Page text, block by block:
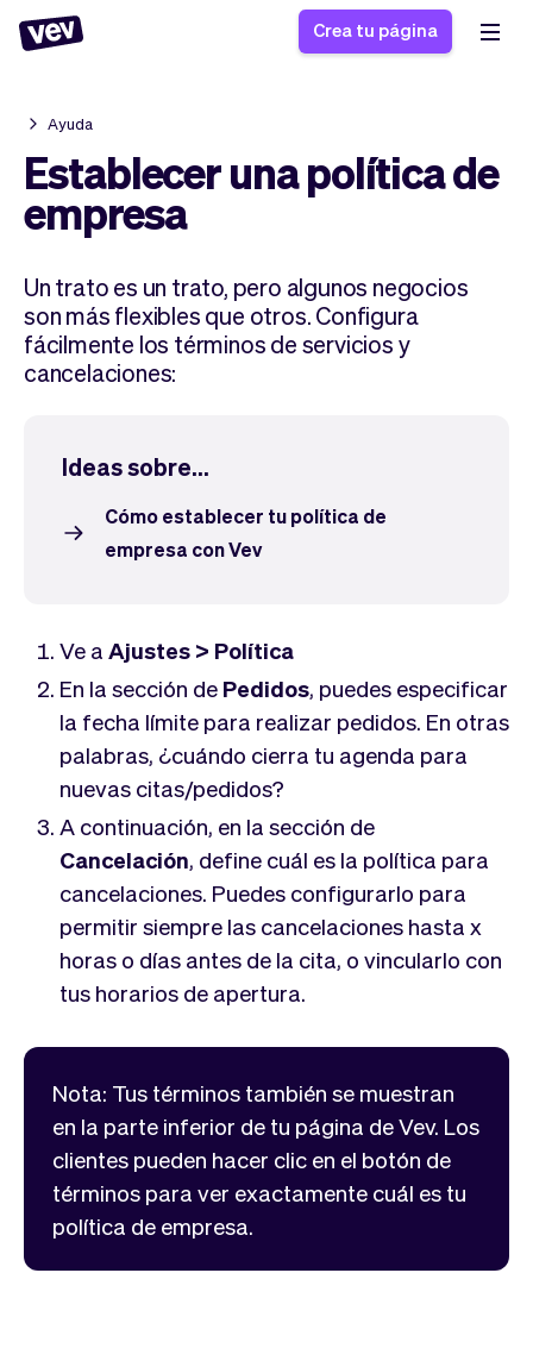
Software de gestión
para PYMES
Software de entregas
Software servicios de
campo
CRM para PYMES
Formulario de registro
Sistema de pedidos
programación de
clases
Agenda de citas
Historias
Blogs
Ayuda
Novedades
App
Insertar Widget
Tickets
Negocio
Ausencias
Clientes
Crea tu página
Ayuda
Establecer una política de
empresa
Un trato es un trato, pero algunos negocios
son más flexibles que otros. Configura
fácilmente los términos de servicios y
cancelaciones:
Ideas sobre...
Cómo establecer tu política de
empresa con Vev
Ve a Ajustes > Política
En la sección de Pedidos, puedes especificar
la fecha límite para realizar pedidos. En otras
palabras, ¿cuándo cierra tu agenda para
nuevas citas/pedidos?
A continuación, en la sección de
Cancelación, define cuál es la política para
cancelaciones. Puedes configurarlo para
permitir siempre las cancelaciones hasta x
horas o días antes de la cita, o vincularlo con
tus horarios de apertura.
Nota: Tus términos también se muestran
en la parte inferior de tu página de Vev. Los
clientes pueden hacer clic en el botón de
términos para ver exactamente cuál es tu
política de empresa.